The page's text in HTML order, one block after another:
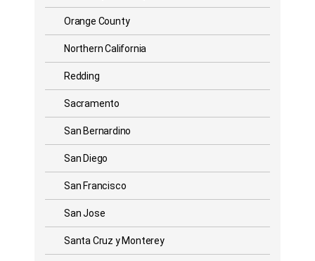
Orange County
Northern California
Redding
Sacramento
San Bernardino
San Diego
San Francisco
San Jose
Santa Cruz y Monterey